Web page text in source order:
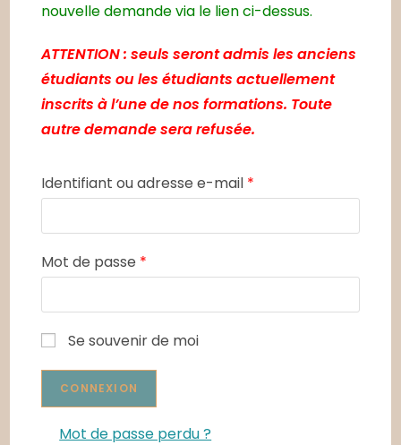
nouvelle demande via le lien ci-dessus.
ATTENTION : seuls seront admis les anciens
étudiants ou les étudiants actuellement
inscrits à l’une de nos formations. Toute
autre demande sera refusée.
Identifiant ou adresse e-mail *
Mot de passe *
Se souvenir de moi
Mot de passe perdu ?